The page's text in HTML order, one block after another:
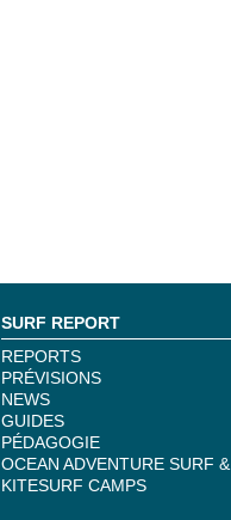
SURF REPORT
REPORTS
PRÉVISIONS
NEWS
GUIDES
PÉDAGOGIE
OCEAN ADVENTURE SURF &
KITESURF CAMPS